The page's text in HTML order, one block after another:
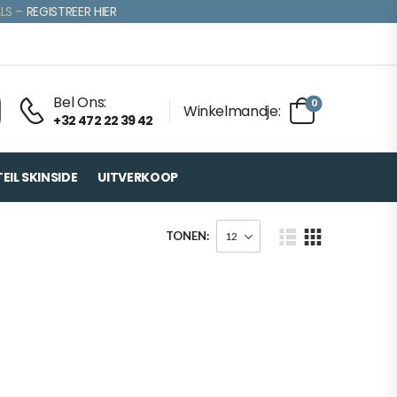
– REGISTREER HIER
Bel Ons:
+32 472 22 39 42 Winkelmandje: 0
SKINSIDE UITVERKOOP
TONEN: